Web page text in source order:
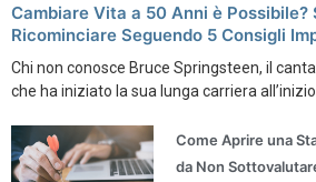
Cambiare Vita a 50 Anni è Possibile?
Ricominciare Seguendo 5 Consigli
Chi non conosce Bruce Springsteen, il
che ha iniziato la sua lunga carriera all’inizio
Come Aprire una
da Non